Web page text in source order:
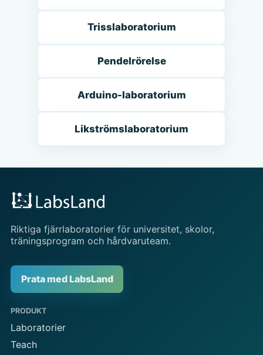
Trisslaboratorium
Pendelrörelse
Arduino-laboratorium
Likströmslaboratorium
Riktiga fjärrlaboratorier för universitet, skolor,
träningsprogram och hårdvaruteam.
Prata med LabsLand
PRODUKT
Laboratorier
Teach